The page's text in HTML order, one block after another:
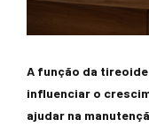
A função da
influenciar o
ajudar na